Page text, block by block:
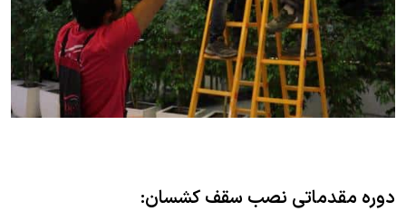
دوره مقدماتی نصب سقف کشسان: